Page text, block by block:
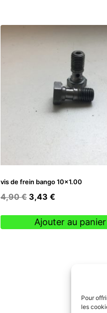
Pour
les
vis de frein bango 10×1.00
4,90€ Le
initial
3,43 €
actuel
Ajouter au panier